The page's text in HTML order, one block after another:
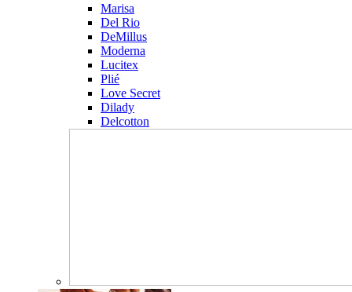
Marisa
Del Rio
DeMillus
Moderna
Lucitex
Plié
Love Secret
Dilady
Delcotton